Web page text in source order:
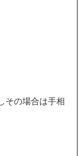
その場合は手相